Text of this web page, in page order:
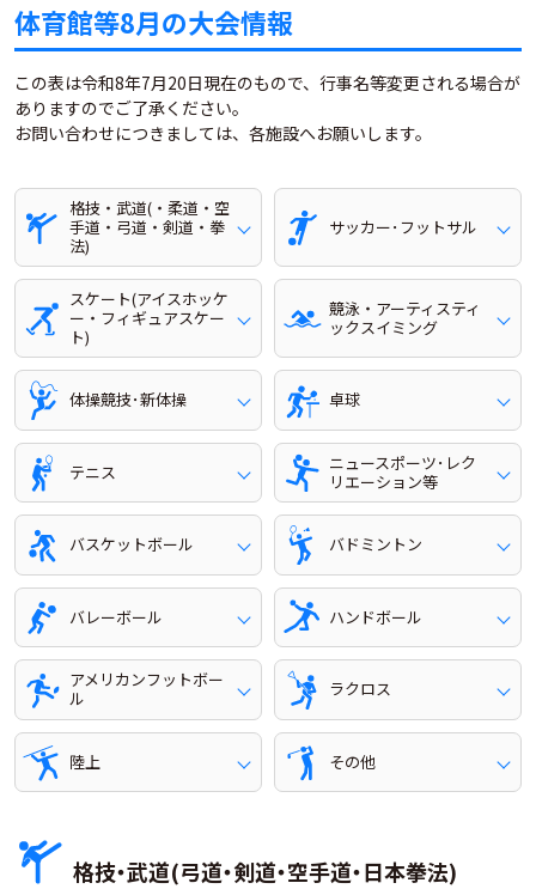
体育館等8月の大会情報
この表は令和8年7月20日現在のもので、行事名等変更される場合が
ありますのでご了承ください。
お問い合わせにつきましては、各施設へお願いします。
格技・武道(・柔道・空
手道・弓道・剣道・拳
法)
サッカー･フットサル
スケート(アイスホッケ
ー・フィギュアスケー
ト)
競泳・アーティスティ
ックスイミング
体操競技･新体操 卓球
テニス
ニュースポーツ･レク
リエーション等
バスケットボール バドミントン
バレーボール ハンドボール
アメリカンフットボー
ル
ラクロス
陸上 その他
格技・武道(弓道・剣道・空手道・日本拳法)